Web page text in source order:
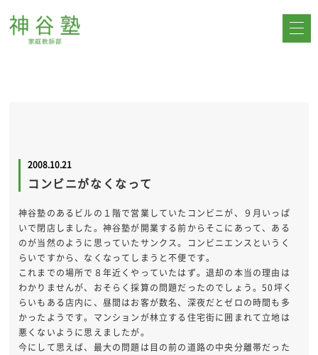
2008.10.21
コンビニがなくなって
神谷塾のあるビルの１階で営業していたコンビニが、９月いっぱ
いで閉店しました。神谷塾が開業する前からそこにあって、ある
のが当然のように思っていたサンクス。コンビニエンスというく
らいですから、なくなってしまうと不便です。
これまでの場所で８年近くやっていたはず。退却の本当の理由は
わかりませんが、おそらく採算の問題だったのでしょう。50坪く
らいもある店内に、昼間はお客が数名、深夜だとゼロの時間も多
かったようです。マンションが林立する住宅街に囲まれて立地は
悪くないように思えましたが。
今にして思えば、最大の問題は目の前の道路の中央分離帯だった